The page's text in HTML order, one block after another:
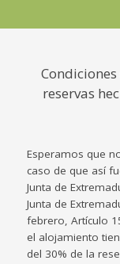
reservas
Esperamos que
caso de que así
Junta de
Junta de
febrero, Artículo
el alojamiento
del 30% de la